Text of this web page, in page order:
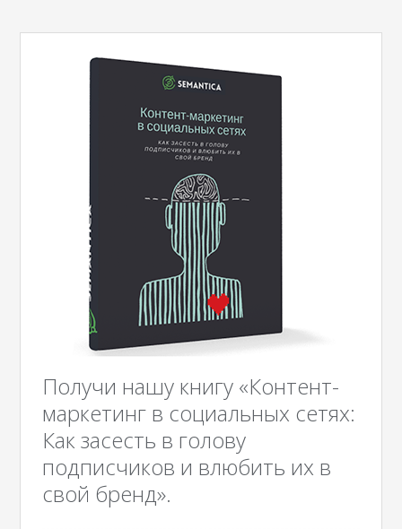
Получи нашу книгу «Контент-
маркетинг в социальных сетях:
Как засесть в голову
подписчиков и влюбить их в
свой бренд».